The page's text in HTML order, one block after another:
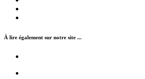
À lire également sur notre site ...